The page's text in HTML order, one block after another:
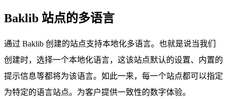
Baklib 站点的多语言
通过 Baklib 创建的站点支持本地化多语言。也就是说当我们
创建时，选择一个本地化语言，这该站点默认的设置、内置的
提示信息等都将为该语言。如此一来，每一个站点都可以指定
为特定的语言站点。为客户提供一致性的数字体验。